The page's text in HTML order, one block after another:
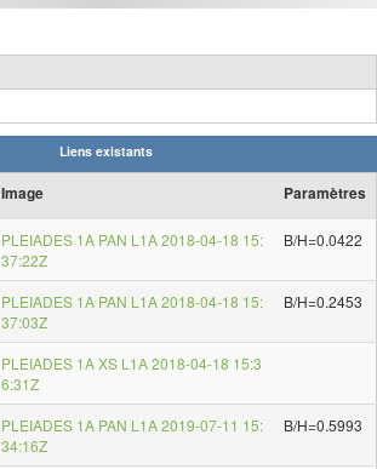
Liens existants
Image Paramètres
PLEIADES 1A PAN L1A 2018-04-18 15:
37:22Z
B/H=0.0422
PLEIADES 1A PAN L1A 2018-04-18 15:
37:03Z
B/H=0.2453
PLEIADES 1A XS L1A 2018-04-18 15:3
6:31Z
PLEIADES 1A PAN L1A 2019-07-11 15:
34:16Z
B/H=0.5993